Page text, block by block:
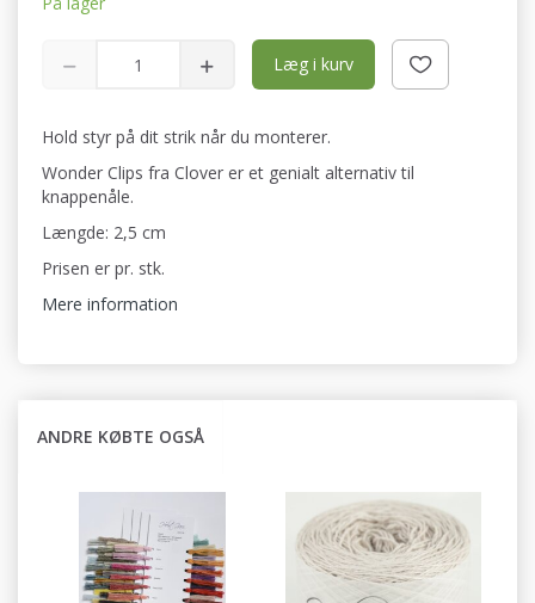
Læg i kurv
Hold styr på dit strik når du monterer.
Wonder Clips fra Clover er et genialt alternativ til
knappenåle.
Længde: 2,5 cm
Prisen er pr. stk.
Mere information
ANDRE KØBTE OGSÅ